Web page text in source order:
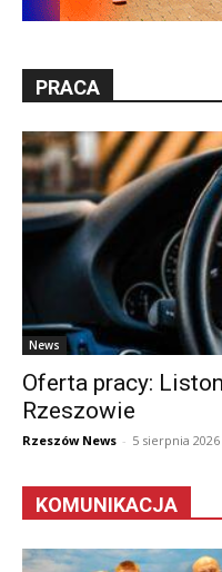
PRACA
News
Oferta pracy:
Rzeszowie
Rzeszów News - 5 sierpnia 2026
KOMUNIKACJA